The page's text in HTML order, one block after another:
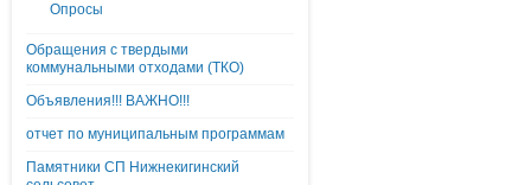
Опросы
Обращения с твердыми
коммунальными отходами (ТКО)
Объявления!!! ВАЖНО!!!
отчет по муниципальным программам
Памятники СП Нижнекигинский